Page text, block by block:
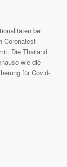
bei
Coronatest
Die Thailand
wie die
für Covid-